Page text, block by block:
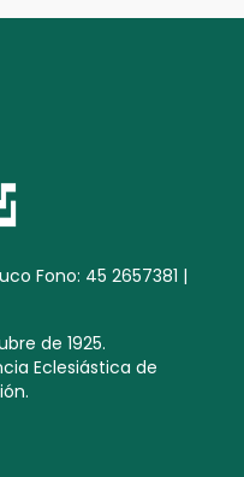
Fono: 45 2657381 |
de 1925.
Eclesiástica de